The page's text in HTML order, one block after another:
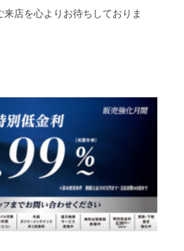
店を心よりお待ちしておりま